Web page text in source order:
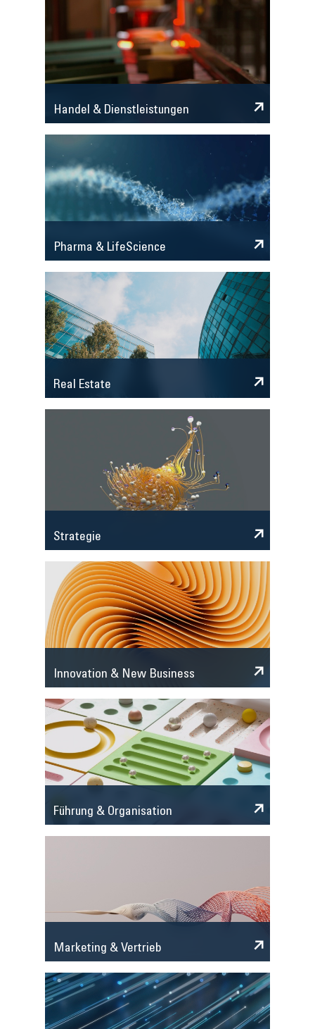
Handel & Dienstleistungen
Pharma & LifeScience
Real Estate
Strategie
Innovation & New Business
Führung & Organisation
Marketing & Vertrieb